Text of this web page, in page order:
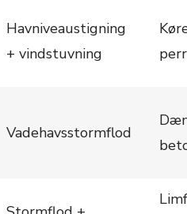
Havniveaustigning
+ vindstuvning
Vadehavsstormflod